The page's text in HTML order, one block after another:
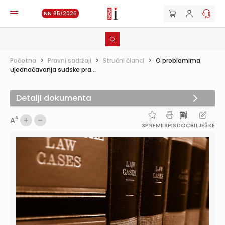
NN 85/2026
Početna > Pravni sadržaji > Stručni članci > O problemima
ujednačavanja sudske pra...
AA
SPREMIISPISDOCBILJEŠKE
Detalji dokumenta